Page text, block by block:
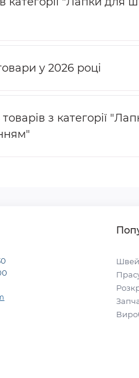
у 2026 році
з категорії